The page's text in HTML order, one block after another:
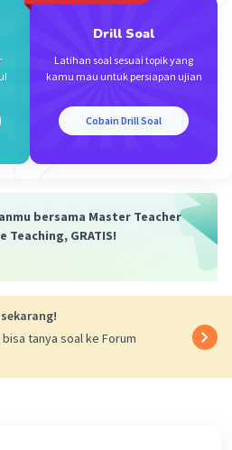
Drill Soal
Latihan soal sesuai topik yang
kamu mau untuk persiapan ujian
Cobain Drill Soal
bersama Master Teacher
Teaching, GRATIS!
tanya soal ke Forum